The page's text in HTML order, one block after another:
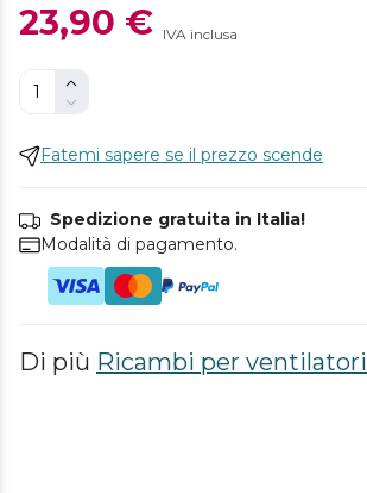
23,90 € IVA inclusa
Fatemi sapere se il prezzo scende
Spedizione gratuita in Italia!
Modalità di pagamento.
Di più Ricambi per ventilatori